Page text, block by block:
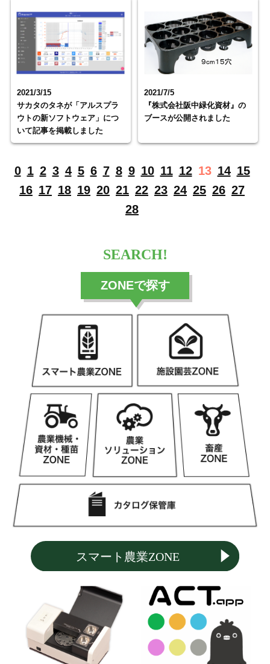
2021/3/15
サカタのタネが「アルスプラ
ウトの新ソフトウェア」につ
いて記事を掲載しました
2021/7/5
『株式会社阪中緑化資材』の
ブースが公開されました
0 1 2 3 4 5 6 7 8 9 10 11 12 13 14 15
16 17 18 19 20 21 22 23 24 25 26 27
28
SEARCH!
ZONEで探す